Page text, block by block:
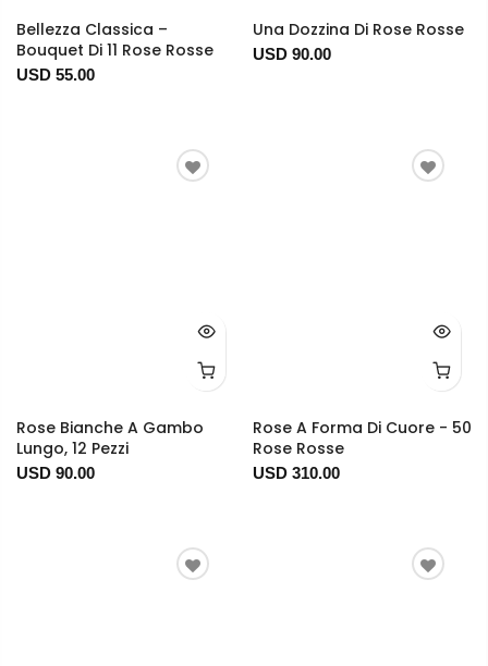
Bellezza Classica –
Bouquet Di 11 Rose Rosse
USD 55.00
Una Dozzina Di Rose Rosse
USD 90.00
Rose Bianche A Gambo
Lungo, 12 Pezzi
USD 90.00
Rose A Forma Di Cuore - 50
Rose Rosse
USD 310.00